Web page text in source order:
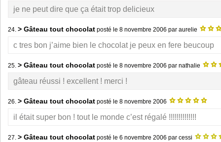
je ne peut dire que ça était trop delicieux
24. > Gâteau tout chocolat posté le 8 novembre 2006 par aurelie
c tres bon j’aime bien le chocolat je peux en fere beucoup
25. > Gâteau tout chocolat posté le 8 novembre 2006 par nathalie
gâteau réussi ! excellent ! merci !
26. > Gâteau tout chocolat posté le 8 novembre 2006
il était super bon ! tout le monde c’est régalé !!!!!!!!!!!!!!
27. > Gâteau tout chocolat posté le 6 novembre 2006 par cessi